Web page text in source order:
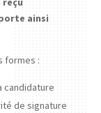
ainsi
formes :
candidature
de signature